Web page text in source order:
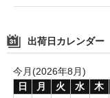
出荷日カレンダー
今月(2026年8月)
日
月 火 水 木